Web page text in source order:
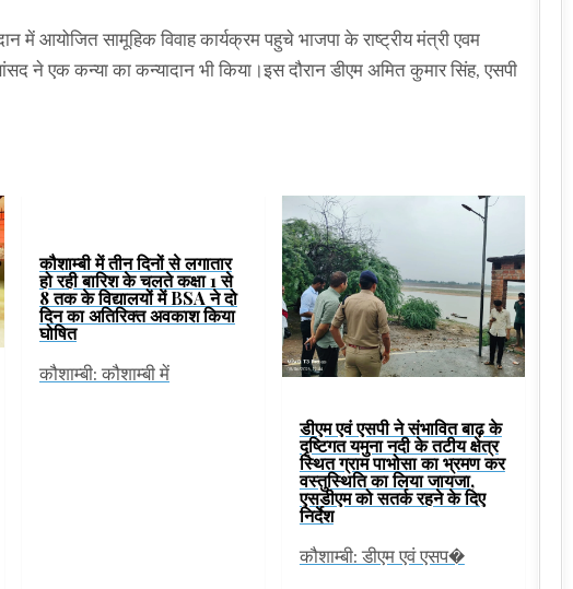
में आयोजित सामूहिक विवाह कार्यक्रम पहुचे भाजपा के राष्ट्रीय मंत्री एवम
ने एक कन्या का कन्यादान भी किया।इस दौरान डीएम अमित कुमार सिंह, एसपी
कौशाम्बी में तीन दिनों से लगातार
हो रही बारिश के चलते कक्षा 1 से
8 तक के विद्यालयों में BSA ने दो
दिन का अतिरिक्त अवकाश किया
घोषित
कौशाम्बी: कौशाम्बी में
डीएम एवं एसपी ने संभावित बाढ़ के
दृष्टिगत यमुना नदी के तटीय क्षेत्र
स्थित ग्राम पाभोसा का भ्रमण कर
वस्तुस्थिति का लिया जायजा,
एसडीएम को सतर्क रहने के दिए
निर्देश
कौशाम्बी: डीएम एवं एसप�